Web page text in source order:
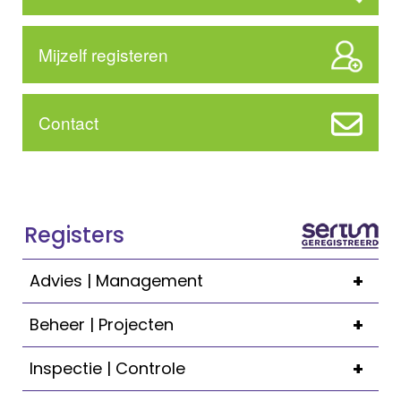
Mijzelf registeren
Contact
Registers
+
Advies | Management
+
Beheer | Projecten
+
Inspectie | Controle